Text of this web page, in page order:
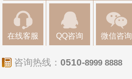
在线客服 QQ咨询 微信咨询
咨询热线： 0510-8999 8888